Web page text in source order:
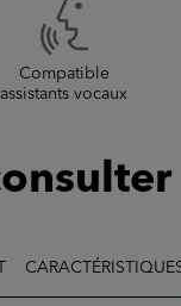
bâtiment
Compatible
assistants vocaux